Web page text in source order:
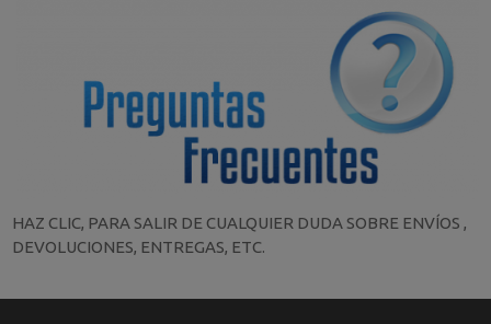
HAZ CLIC, PARA SALIR DE CUALQUIER DUDA SOBRE ENVÍOS ,
DEVOLUCIONES, ENTREGAS, ETC.